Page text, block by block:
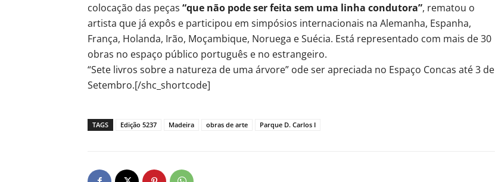
colocação das peças “que não pode ser feita sem uma linha condutora”, rematou o
artista que já expôs e participou em simpósios internacionais na Alemanha, Espanha,
França, Holanda, Irão, Moçambique, Noruega e Suécia. Está representado com mais de 30
obras no espaço público português e no estrangeiro.
“Sete livros sobre a natureza de uma árvore” ode ser apreciada no Espaço Concas até 3 de
Setembro.[/shc_shortcode]
TAGS Edição 5237 Madeira obras de arte Parque D. Carlos I